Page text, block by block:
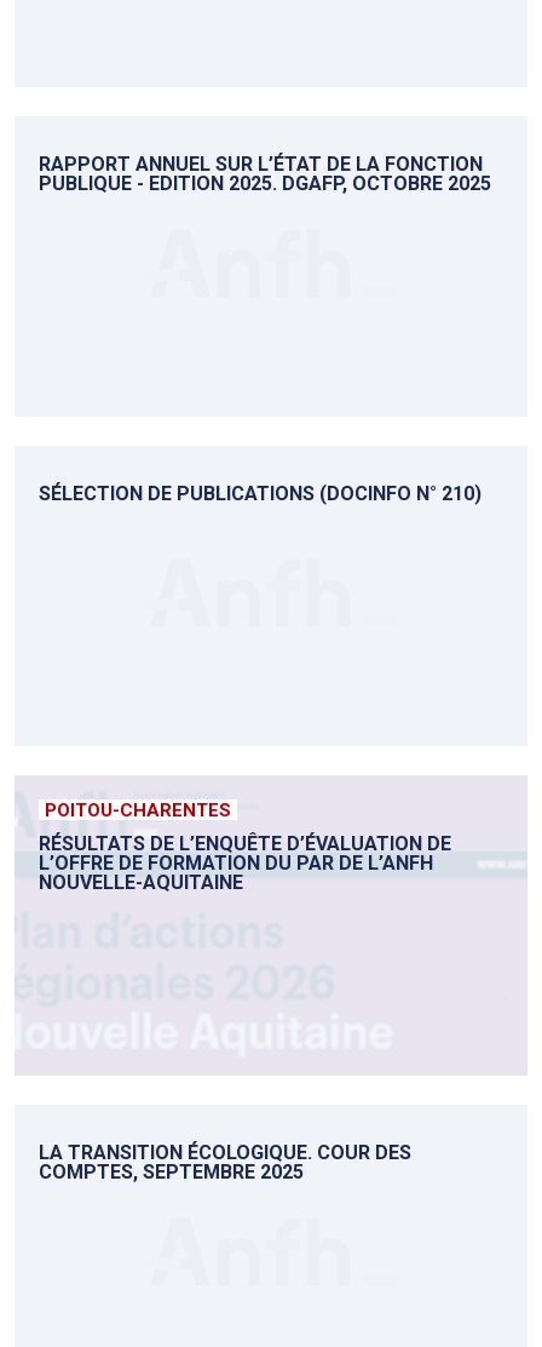
RAPPORT ANNUEL SUR L’ÉTAT DE LA FONCTION
PUBLIQUE - EDITION 2025. DGAFP, OCTOBRE 2025
SÉLECTION DE PUBLICATIONS (DOCINFO N° 210)
POITOU-CHARENTES
RÉSULTATS DE L’ENQUÊTE D’ÉVALUATION DE
L’OFFRE DE FORMATION DU PAR DE L’ANFH
NOUVELLE-AQUITAINE
LA TRANSITION ÉCOLOGIQUE. COUR DES
COMPTES, SEPTEMBRE 2025